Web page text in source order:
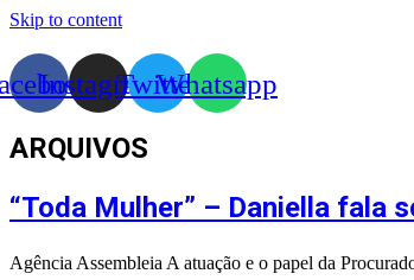
Skip to content
InstagramTwitterWhatsapp
ARQUIVOS
“Toda Mulher” – Daniella fala
Agência Assembleia A atuação e o papel da